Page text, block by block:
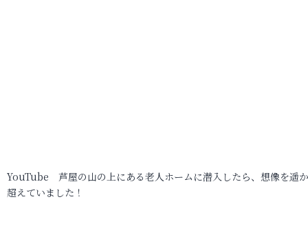
YouTube 芦屋の山の上にある老人ホームに潜入したら、想像を遥
超えていました！